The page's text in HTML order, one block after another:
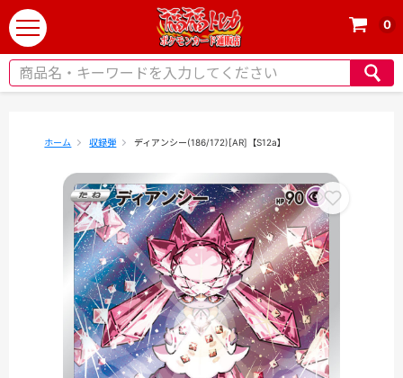
t
o
g
0
ホーム 収録弾 ディアンシー(186/172)[AR]【S12a】